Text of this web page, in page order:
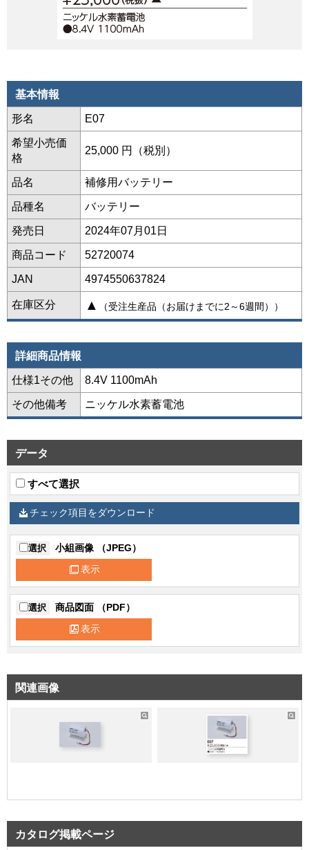
基本情報
形名 E07
希望小売価
格
25,000 円（税別）
品名 補修用バッテリー
品種名 バッテリー
発売日 2024年07月01日
商品コード 52720074
JAN 4974550637824
在庫区分 ▲ （受注生産品（お届けまでに2～6週間））
詳細商品情報
仕様1その他 8.4V 1100mAh
その他備考 ニッケル水素蓄電池
データ
すべて選択
チェック項目をダウンロード
選択 小組画像 （JPEG）
表示
選択 商品図面 （PDF）
表示
関連画像
カタログ掲載ページ